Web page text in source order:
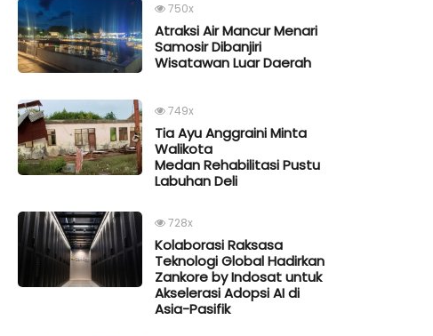
750x
Atraksi Air Mancur Menari
Samosir Dibanjiri
Wisatawan Luar Daerah
749x
Tia Ayu Anggraini Minta
Walikota
Medan Rehabilitasi Pustu
Labuhan Deli
728x
Kolaborasi Raksasa
Teknologi Global Hadirkan
Zankore by Indosat untuk
Akselerasi Adopsi AI di
Asia-Pasifik